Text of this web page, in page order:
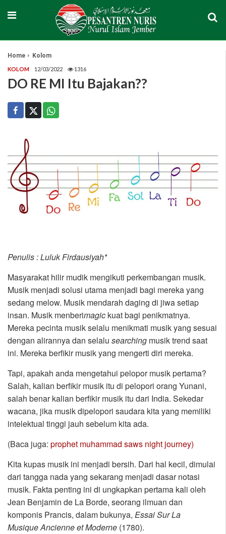
Home Kolom
KOLOM 12/03/2022 1316
DO RE MI Itu Bajakan??
Penulis : Luluk Firdausiyah*
Masyarakat hilir mudik mengikuti perkembangan musik.
Musik menjadi solusi utama menjadi bagi mereka yang
sedang melow. Musik mendarah daging di jiwa setiap
insan. Musik menberimagic kuat bagi penikmatnya.
Mereka pecinta musik selalu menikmati musik yang sesuai
dengan alirannya dan selalu searching musik trend saat
ini. Mereka berfikir musik yang mengerti diri mereka.
Tapi, apakah anda mengetahui pelopor musik pertama?
Salah, kalian berfikir musik itu di pelopori orang Yunani,
salah benar kalian berfikir musik itu dari India. Sekedar
wacana, jika musik dipelopori saudara kita yang memiliki
intelektual tinggi jauh sebelum kita ada.
(Baca juga: prophet muhammad saws night journey)
Kita kupas musik ini menjadi bersih. Dari hal kecil, dimulai
dari tangga nada yang sekarang menjadi dasar notasi
musik. Fakta penting ini di ungkapkan pertama kali oleh
Jean Benjamin de La Borde, seorang ilmuan dan
komponis Prancis, dalam bukunya, Essai Sur La
MusiqueAncienne etModerne (1780).